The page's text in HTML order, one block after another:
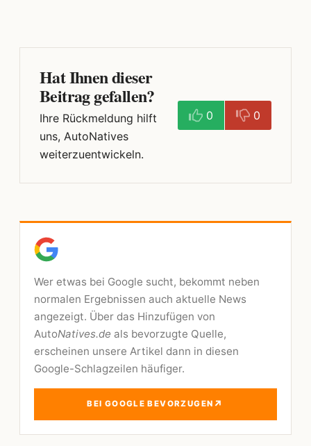
Hat Ihnen dieser
Beitrag gefallen?
Ihre Rückmeldung hilft
uns, AutoNatives
weiterzuentwickeln.
0 0
Wer etwas bei Google sucht, bekommt neben
normalen Ergebnissen auch aktuelle News
angezeigt. Über das Hinzufügen von
AutoNatives.de als bevorzugte Quelle,
erscheinen unsere Artikel dann in diesen
Google-Schlagzeilen häufiger.
BEI GOOGLE BEVORZUGEN ↗